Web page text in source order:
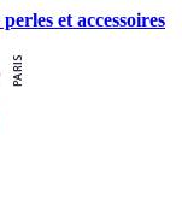
et accessoires